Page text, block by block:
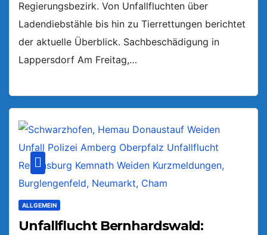
Regierungsbezirk. Von Unfallfluchten über
Ladendiebstähle bis hin zu Tierrettungen berichtet
der aktuelle Überblick. Sachbeschädigung in
Lappersdorf Am Freitag,…
ALLGEMEIN
Unfallflucht Bernhardswald: